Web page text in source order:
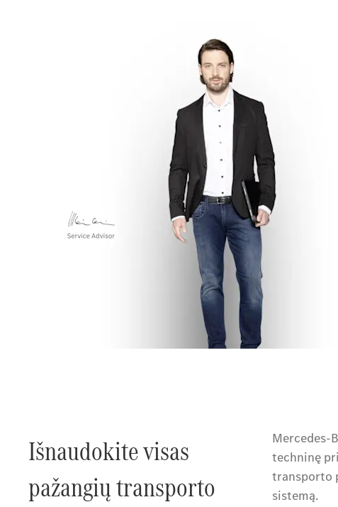
Išnaudokite visas
pažangių transporto
Mercedes-
techninę
transporto
sistemą.